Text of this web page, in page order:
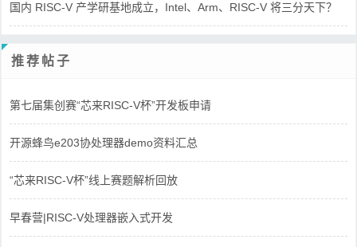
国内 RISC-V 产学研基地成立，Intel、Arm、RISC-V 将三分天下？
推荐帖子
第七届集创赛“芯来RISC-V杯”开发板申请
开源蜂鸟e203协处理器demo资料汇总
“芯来RISC-V杯”线上赛题解析回放
早春营|RISC-V处理器嵌入式开发